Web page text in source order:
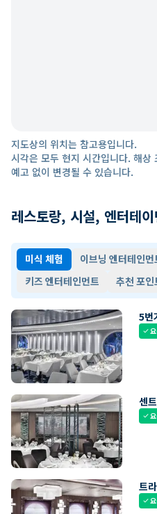
지도상의 위치는 참고용입니다.
시각은 모두 현지 시간입니다. 해상
예고 없이 변경될 수 있습니다.
레스토랑, 시설, 엔터테
미식 체험 이브닝 엔터테인먼
키즈 엔터테인먼트
추천 포인
5번
check
센
check
트
check